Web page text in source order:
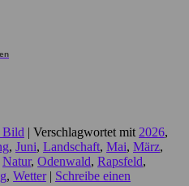
Bild Verschlagwortet mit 2026,
, Juni, Landschaft, Mai, März,
Natur, Odenwald, Rapsfeld,
, Wetter
Schreibe einen